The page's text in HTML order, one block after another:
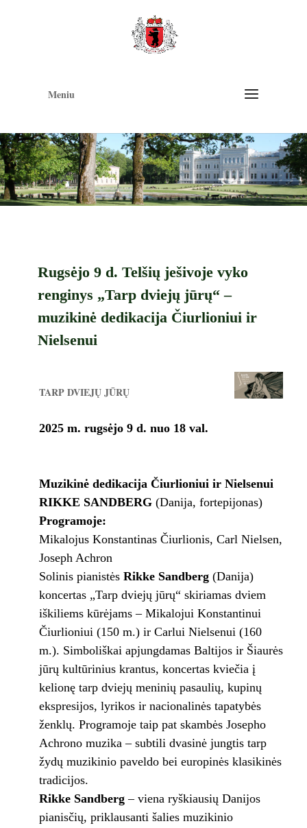
Meniu
Rugsėjo 9 d. Telšių ješivoje vyko
renginys „Tarp dviejų jūrų“ –
muzikinė dedikacija Čiurlioniui ir
Nielsenui
TARP DVIEJŲ JŪRŲ
2025 m. rugsėjo 9 d. nuo 18 val.
Muzikinė dedikacija Čiurlioniui ir Nielsenui
RIKKE SANDBERG(Danija, fortepijonas)
Programoje:
Mikalojus Konstantinas Čiurlionis, Carl Nielsen,
Joseph Achron
Solinis pianistės Rikke Sandberg(Danija)
koncertas „Tarp dviejų jūrų“ skiriamas dviem
iškiliems kūrėjams – Mikalojui Konstantinui
Čiurlioniui (150 m.) ir Carlui Nielsenui (160
m.). Simboliškai apjungdamas Baltijos ir Šiaurės
jūrų kultūrinius krantus, koncertas kviečia į
kelionę tarp dviejų meninių pasaulių, kupinų
ekspresijos, lyrikos ir nacionalinės tapatybės
ženklų. Programoje taip pat skambės Josepho
Achrono muzika – subtili dvasinė jungtis tarp
žydų muzikinio paveldo bei europinės klasikinės
tradicijos.
Rikke Sandberg– viena ryškiausių Danijos
pianisčių, priklausanti šalies muzikinio